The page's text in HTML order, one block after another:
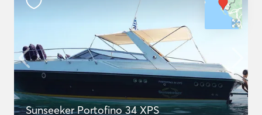
Sunseeker Portofino 34 XPS